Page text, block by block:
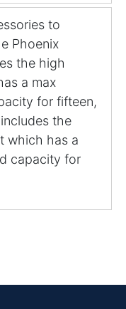
to
Phoenix
the high
a max
for fifteen,
the
which has a
capacity for